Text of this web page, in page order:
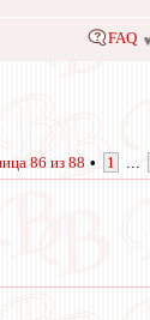
FAQ
86 из 88 • 1